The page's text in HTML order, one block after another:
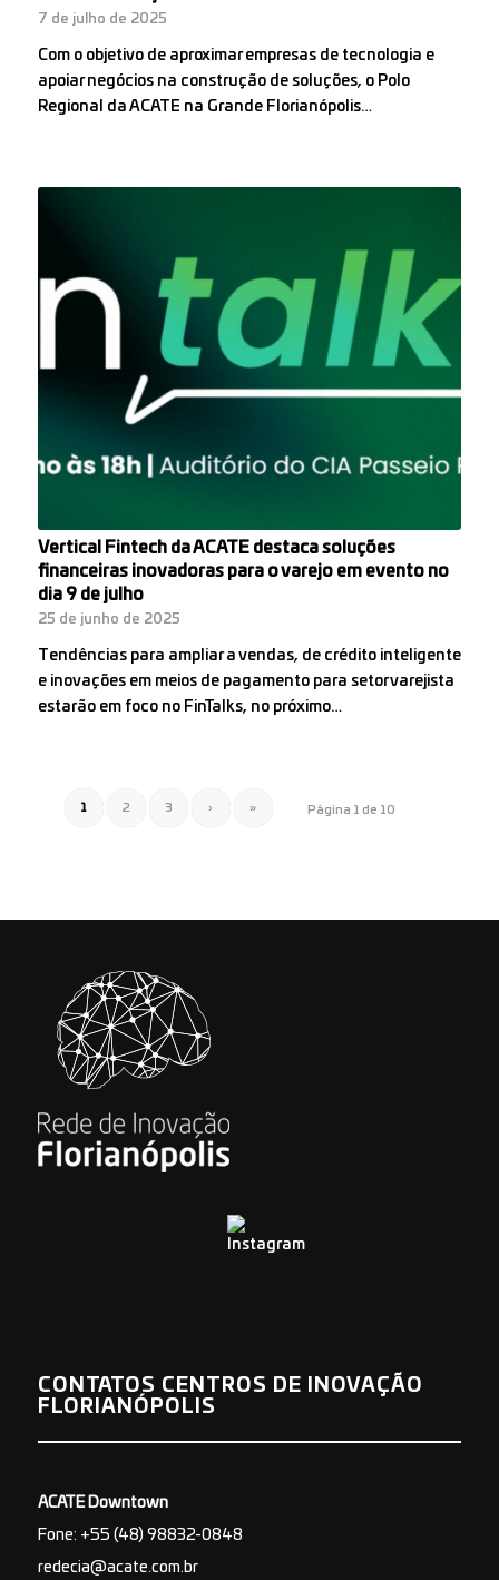
7 de julho de 2025
Com o objetivo de aproximar empresas de tecnologia e
apoiar negócios na construção de soluções, o Polo
Regional da ACATE na Grande Florianópolis…
Vertical Fintech da ACATE destaca soluções
financeiras inovadoras para o varejo em evento no
dia 9 de julho
25 de junho de 2025
Tendências para ampliar a vendas, de crédito inteligente
e inovações em meios de pagamento para setor varejista
estarão em foco no FinTalks, no próximo…
Página 1 de 10
1 2 3 › »
CONTATOS CENTROS DE INOVAÇÃO
FLORIANÓPOLIS
ACATE Downtown
Fone: +55 (48) 98832-0848
redecia@acate.com.br